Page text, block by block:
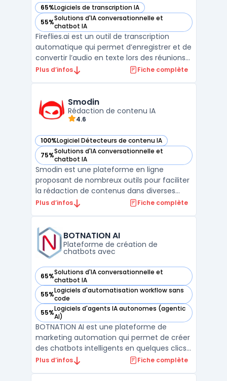
65%Logiciels de transcription IA
— voir Fireflies dans cette catégorie
55%Solutions d'IA conversationnelle et
chatbot IA
— voir Fireflies dans cette catégorie
Fireflies.ai est un outil de transcription
automatique qui permet d’enregistrer et de
convertir l’audio en texte lors des réunions
en ligne. Grâce à l’intelligence artificielle, la
compte-rendu automatique, facilitant ains
...
Plus d’infos Fiche complète
Smodin
Rédaction de contenu IA
4.6
100%Logiciel Détecteurs de contenu IA
— voir Smodin dans cette catégorie
75%Solutions d'IA conversationnelle et
chatbot IA
— voir Smodin dans cette catégorie
Smodin est une plateforme en ligne
proposant de nombreux outils pour faciliter
la rédaction de contenus dans diverses
langues.Une aide précieuse pour la
Smodin permet de gagner un temps
précieux dans la c ...
Plus d’infos Fiche complète
BOTNATION AI
Plateforme de création de
chatbots avec
65%Solutions d'IA conversationnelle et
chatbot IA
— voir BOTNATION AI dans cette catégorie
55%Logiciels d'automatisation workflow sans
code
— voir BOTNATION AI dans cette catégorie
55%Logiciels d'agents IA autonomes (agentic
AI)
— voir BOTNATION AI dans cette catégorie
BOTNATION AI est une plateforme de
marketing automation qui permet de créer
des chatbots intelligents en quelques clics,
sans avoir besoin de coder. Cette solution
Plus d’infos Fiche complète